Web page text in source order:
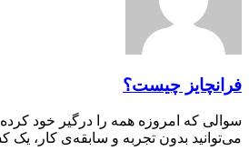
فرانچایز چیست؟
سوالی که امروزه همه را درگیر خود
می‌توانید بدون تجربه و سابقه‌ی کار،